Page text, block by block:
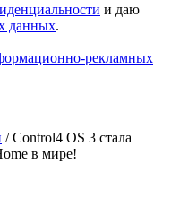
и даю
данных.
рекламных
/Control4 OS 3 стала
в мире!